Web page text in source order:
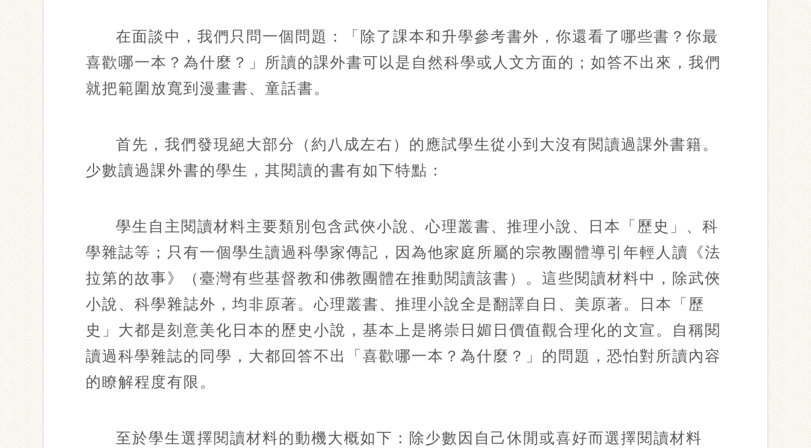
在面談中，我們只問一個問題：「除了課本和升學參考書外，你還看了哪些書？你最
喜歡哪一本？為什麼？」所讀的課外書可以是自然科學或人文方面的；如答不出來，我們
就把範圍放寬到漫畫書、童話書。
首先，我們發現絕大部分（約八成左右）的應試學生從小到大沒有閱讀過課外書籍。
少數讀過課外書的學生，其閱讀的書有如下特點：
學生自主閱讀材料主要類別包含武俠小說、心理叢書、推理小說、日本「歷史」、科
學雜誌等；只有一個學生讀過科學家傳記，因為他家庭所屬的宗教團體導引年輕人讀《法
拉第的故事》（臺灣有些基督教和佛教團體在推動閱讀該書）。這些閱讀材料中，除武俠
小說、科學雜誌外，均非原著。心理叢書、推理小說全是翻譯自日、美原著。日本「歷
史」大都是刻意美化日本的歷史小說，基本上是將崇日媚日價值觀合理化的文宣。自稱閱
讀過科學雜誌的同學，大都回答不出「喜歡哪一本？為什麼？」的問題，恐怕對所讀內容
的瞭解程度有限。
至於學生選擇閱讀材料的動機大概如下：除少數因自己休閒或喜好而選擇閱讀材料